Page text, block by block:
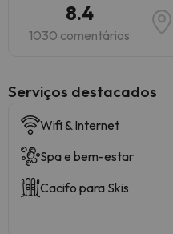
8.4
1030 comentários
Serviços destacados
Wifi & Internet
Spa e bem-estar
Cacifo para Skis